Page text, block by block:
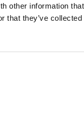
other information that
that they’ve